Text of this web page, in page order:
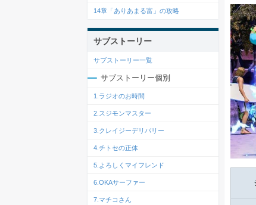
14章「ありあまる富」の攻略
サブストーリー
サブストーリー一覧
サブストーリー個別
1.ラジオのお時間
2.スジモンマスター
3.クレイジーデリバリー
4.チトセの正体
5.よろしくマイフレンド
6.OKAサーファー
7.マチコさん